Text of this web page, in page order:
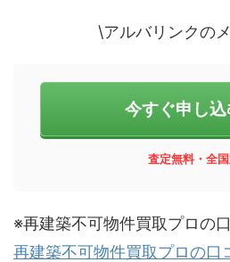
\アルバリンクの
今すぐ申し込
査定無料・全
※再建築不可物件買取プロの
再建築不可物件買取プロの口